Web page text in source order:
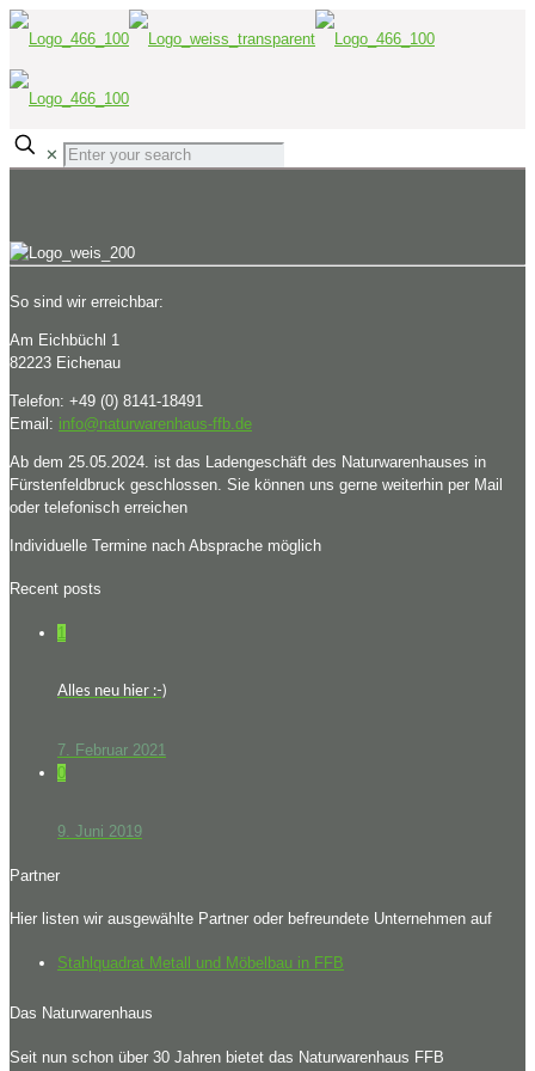
✕
So sind wir erreichbar:
Am Eichbüchl 1
82223 Eichenau
Telefon: +49 (0) 8141-18491
Email: info@naturwarenhaus-ffb.de
Ab dem 25.05.2024. ist das Ladengeschäft des Naturwarenhauses in
Fürstenfeldbruck geschlossen. Sie können uns gerne weiterhin per Mail
oder telefonisch erreichen
Individuelle Termine nach Absprache möglich
Recent posts
1
Alles neu hier :-)
7. Februar 2021
0
9. Juni 2019
Partner
Hier listen wir ausgewählte Partner oder befreundete Unternehmen auf
Stahlquadrat Metall und Möbelbau in FFB
Das Naturwarenhaus
Seit nun schon über 30 Jahren bietet das Naturwarenhaus FFB